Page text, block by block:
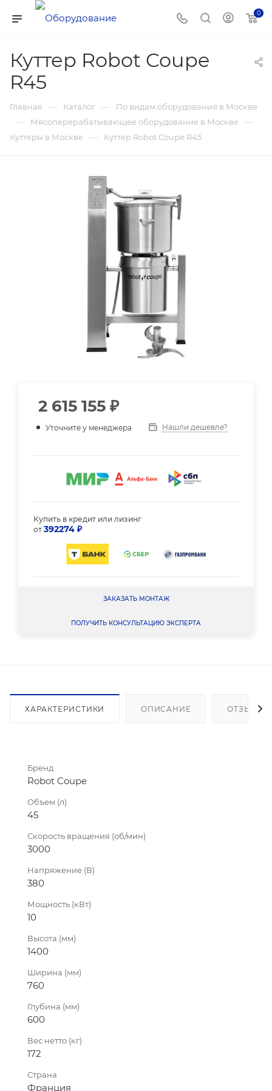
0
Куттер Robot Coupe
R45
Главная — Каталог — По видам оборудования в Москве
— Мясоперерабатывающее оборудование в Москве —
Куттеры в Москве — Куттер Robot Coupe R45
2 615 155 ₽
Уточните у менеджера Нашли дешевле?
Купить в кредит или лизинг
от 392274 ₽
ЗАКАЗАТЬ МОНТАЖ
ПОЛУЧИТЬ КОНСУЛЬТАЦИЮ ЭКСПЕРТА
ХАРАКТЕРИСТИКИ ОПИСАНИЕ ОТЗЫВЫ
Бренд
Robot Coupe
Объем (л)
45
Скорость вращения (об/мин)
3000
Напряжение (В)
380
Мощность (кВт)
10
Высота (мм)
1400
Ширина (мм)
760
Глубина (мм)
600
Вес нетто (кг)
172
Страна
Франция